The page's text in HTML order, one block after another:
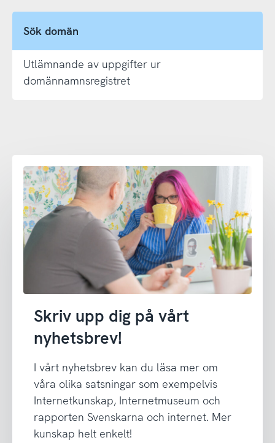
Sök domän
Utlämnande av uppgifter ur
domännamnsregistret
Skriv upp dig på vårt
nyhetsbrev!
I vårt nyhetsbrev kan du läsa mer om
våra olika satsningar som exempelvis
Internetkunskap, Internetmuseum och
rapporten Svenskarna och internet. Mer
kunskap helt enkelt!